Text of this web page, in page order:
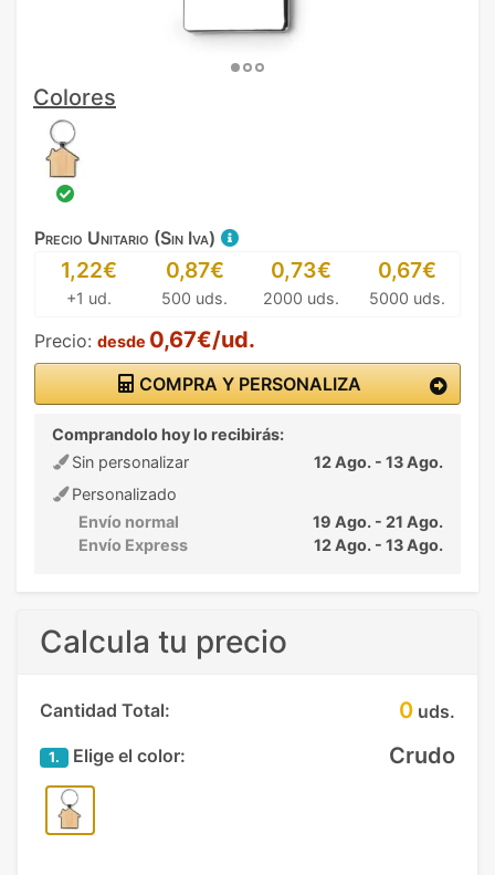
Colores
Precio Unitario (Sin Iva)
1,22€
+1 ud.
0,87€
500 uds.
0,73€
2000 uds.
0,67€
5000 uds.
Precio: desde 0,67€/ud.
COMPRA Y PERSONALIZA
Comprandolo hoy lo recibirás:
Sin personalizar
12 Ago. - 13 Ago.
Personalizado
Envío normal
19 Ago. - 21 Ago.
Envío Express
12 Ago. - 13 Ago.
Calcula tu precio
Cantidad Total: 0 uds.
1. Elige el color: Crudo